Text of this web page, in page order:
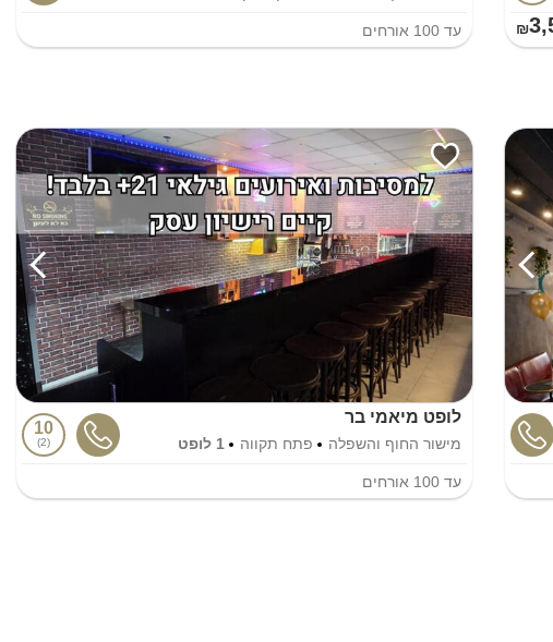
עד 100 אורחים
לופט מיאמי בר
מישור החוף והשפלה פתח תקווה 1 לופט
10
2
עד 100 אורחים